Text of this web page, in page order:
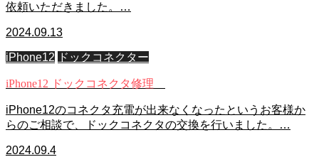
依頼いただきました。…
2024.09.13
iPhone12 ドックコネクター
iPhone12 ドックコネクタ修理
iPhone12のコネクタ充電が出来なくなったというお客様か
らのご相談で、ドックコネクタの交換を行いました。…
2024.09.4